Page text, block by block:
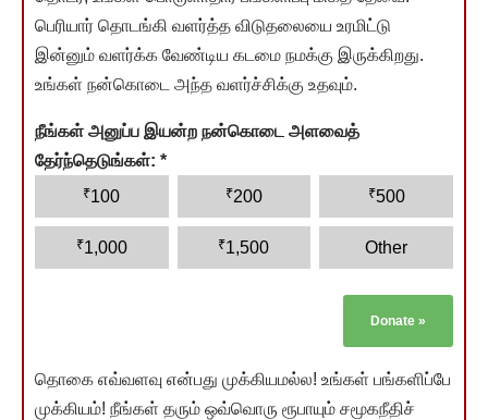
பெரியார் தொடங்கி வளர்த்த விடுதலையை உரமிட்டு
இன்னும் வளர்க்க வேண்டிய கடமை நமக்கு இருக்கிறது.
உங்கள் நன்கொடை அந்த வளர்ச்சிக்கு உதவும்.
நீங்கள் அனுப்ப இயன்ற நன்கொடை அளவைத்
தேர்ந்தெடுங்கள்: *
₹100 ₹200 ₹500
₹1,000 ₹1,500 Other
Donate »
தொகை எவ்வளவு என்பது முக்கியமல்ல! உங்கள் பங்களிப்பே
முக்கியம்! நீங்கள் தரும் ஒவ்வொரு ரூபாயும் சமூகநீதிச்